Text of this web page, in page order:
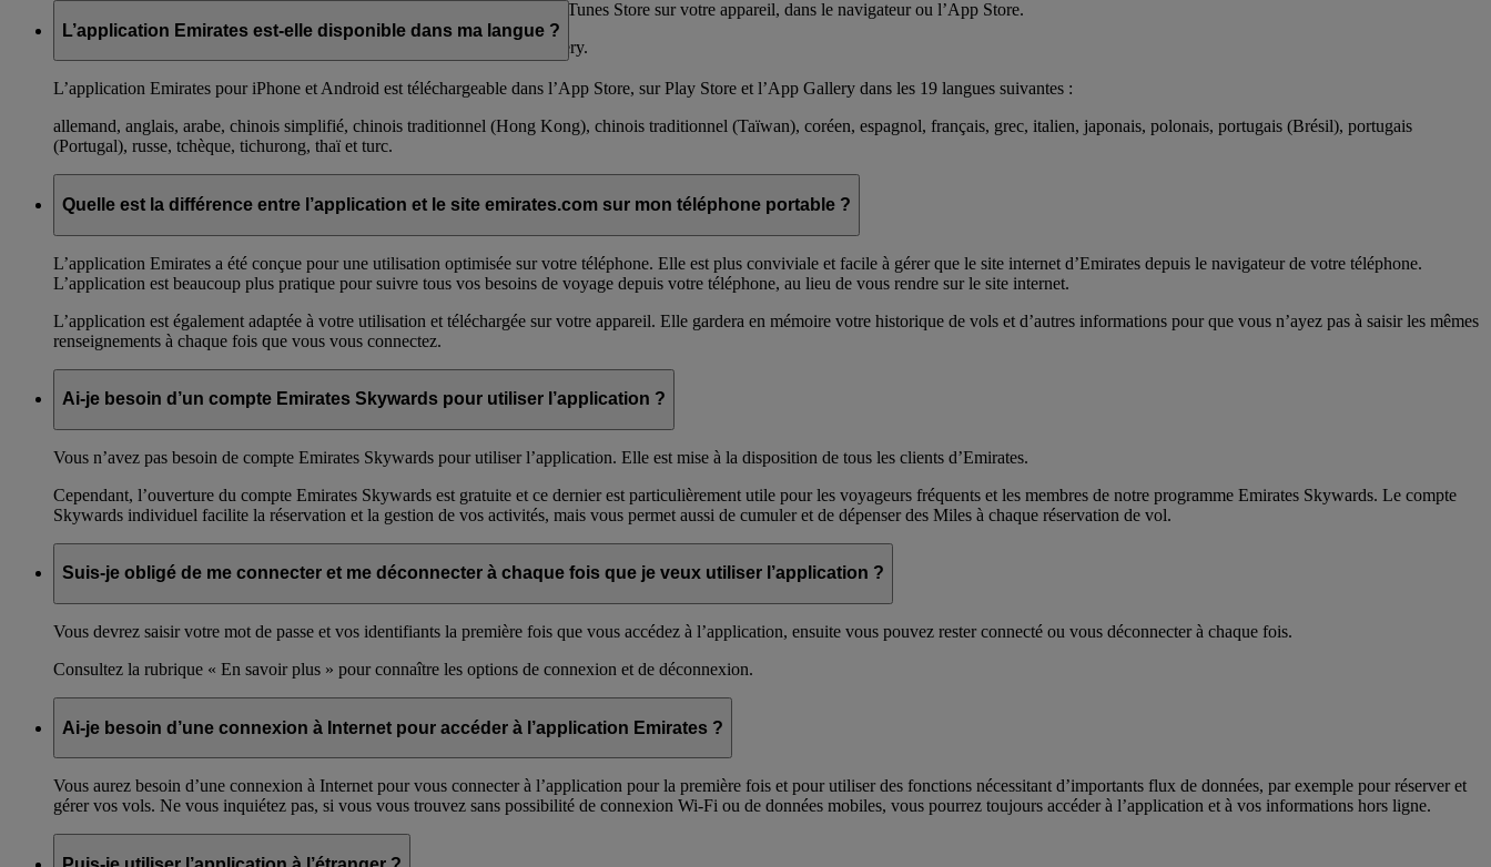
Si vous possédez un iPhone, recherchez « Application Emirates » dans l’iTunes Store sur votre appareil, dans le navigateur ou l’App Store.
Sinon, faites une recherche dans Google Play Store ou Huawei App Gallery.
L’application Emirates est-elle disponible dans ma langue ?
L’application Emirates pour iPhone et Android est téléchargeable dans l’App Store, sur Play Store et l’App Gallery dans les 19 langues suivantes :
allemand, anglais, arabe, chinois simplifié, chinois traditionnel (Hong Kong), chinois traditionnel (Taïwan), coréen, espagnol, français, grec, italien, japonais, polonais, portugais (Brésil), portugais
(Portugal), russe, tchèque, tichurong, thaï et turc.
Quelle est la différence entre l’application et le site emirates.com sur mon téléphone portable ?
L’application Emirates a été conçue pour une utilisation optimisée sur votre téléphone. Elle est plus conviviale et facile à gérer que le site internet d’Emirates depuis le navigateur de votre téléphone.
L’application est beaucoup plus pratique pour suivre tous vos besoins de voyage depuis votre téléphone, au lieu de vous rendre sur le site internet.
L’application est également adaptée à votre utilisation et téléchargée sur votre appareil. Elle gardera en mémoire votre historique de vols et d’autres informations pour que vous n’ayez pas à saisir les mêmes
renseignements à chaque fois que vous vous connectez.
Ai-je besoin d’un compte Emirates Skywards pour utiliser l’application ?
Vous n’avez pas besoin de compte Emirates Skywards pour utiliser l’application. Elle est mise à la disposition de tous les clients d’Emirates.
Cependant, l’ouverture du compte Emirates Skywards est gratuite et ce dernier est particulièrement utile pour les voyageurs fréquents et les membres de notre programme Emirates Skywards. Le compte
Skywards individuel facilite la réservation et la gestion de vos activités, mais vous permet aussi de cumuler et de dépenser des Miles à chaque réservation de vol.
Suis-je obligé de me connecter et me déconnecter à chaque fois que je veux utiliser l’application ?
Vous devrez saisir votre mot de passe et vos identifiants la première fois que vous accédez à l’application, ensuite vous pouvez rester connecté ou vous déconnecter à chaque fois.
Consultez la rubrique « En savoir plus » pour connaître les options de connexion et de déconnexion.
Ai-je besoin d’une connexion à Internet pour accéder à l’application Emirates ?
Vous aurez besoin d’une connexion à Internet pour vous connecter à l’application pour la première fois et pour utiliser des fonctions nécessitant d’importants flux de données, par exemple pour réserver et
gérer vos vols. Ne vous inquiétez pas, si vous vous trouvez sans possibilité de connexion Wi-Fi ou de données mobiles, vous pourrez toujours accéder à l’application et à vos informations hors ligne.